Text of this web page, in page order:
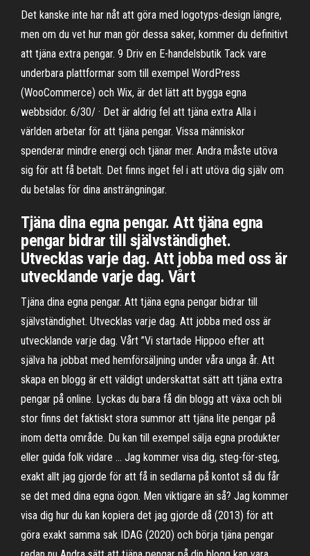
Det kanske inte har nåt att göra med logotyps-design längre,
men om du vet hur man gör dessa saker, kommer du definitivt
att tjäna extra pengar. 9 Driv en E-handelsbutik Tack vare
underbara plattformar som till exempel WordPress
(WooCommerce) och Wix, är det lätt att bygga egna
webbsidor. 6/30/ · Det är aldrig fel att tjäna extra Alla i
världen arbetar för att tjäna pengar. Vissa människor
spenderar mindre energi och tjänar mer. Andra måste utöva
sig för att få betalt. Det finns inget fel i att utöva dig själv om
du betalas för dina ansträngningar.
Tjäna dina egna pengar. Att tjäna egna
pengar bidrar till självständighet.
Utvecklas varje dag. Att jobba med oss är
utvecklande varje dag. Vårt
Tjäna dina egna pengar. Att tjäna egna pengar bidrar till
självständighet. Utvecklas varje dag. Att jobba med oss är
utvecklande varje dag. Vårt ”Vi startade Hippoo efter att
själva ha jobbat med hemförsäljning under våra unga år. Att
skapa en blogg är ett väldigt underskattat sätt att tjäna extra
pengar på online. Lyckas du bara få din blogg att växa och bli
stor finns det faktiskt stora summor att tjäna lite pengar på
inom detta område. Du kan till exempel sälja egna produkter
eller guida folk vidare … Jag kommer visa dig, steg-för-steg,
exakt allt jag gjorde för att få in sedlarna på kontot så du får
se det med dina egna ögon. Men viktigare än så? Jag kommer
visa dig hur du kan kopiera det jag gjorde då (2013) för att
göra exakt samma sak IDAG (2020) och börja tjäna pengar